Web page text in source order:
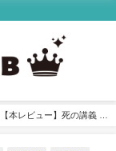
【本レビュー】死の講義 ｜